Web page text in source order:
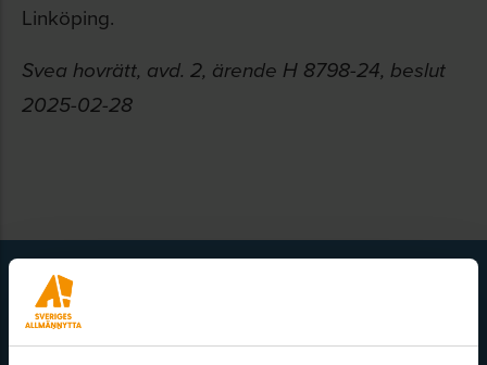
Linköping.
Svea hovrätt, avd. 2, ärende H 8798-24, beslut
2025-02-28
Få senaste nytt direkt i din inkorg
Här kan du välja att prenumerera på våra olika nyhetsbrev och
utskick. Nyheter från Sveriges Allmännytta, Allmännyttan